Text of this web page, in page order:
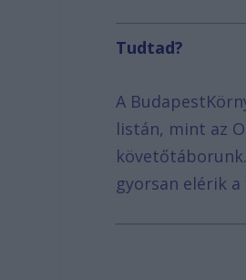
Tudtad?
A
listán, mint az
gyorsan elérik